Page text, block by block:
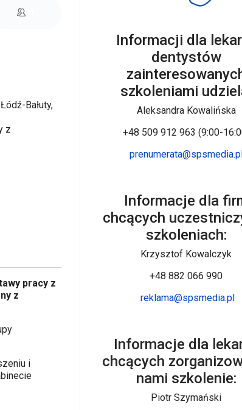
Bałuty,
z
pracy z
z
i
Informacji dla
dentystów
szkoleniami
Aleksandra Kowalińska
+48 509 912 963 (9:00-
Informacje dla
chcących
szkoleniach:
Krzysztof Kowalczyk
+48 882 066 990
reklama@spsmedia.pl
Informacje dla
chcących
nami szkolenie:
Piotr Szymański